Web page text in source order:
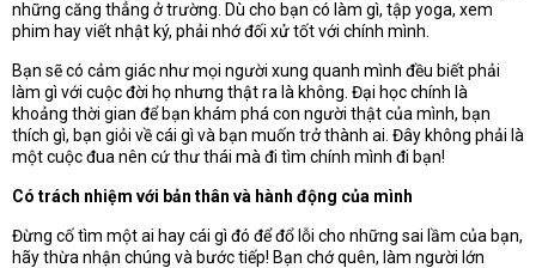
những căng thẳng ở trường. Dù cho bạn có làm gì, tập yoga, xem
phim hay viết nhật ký, phải nhớ đối xử tốt với chính mình.
Bạn sẽ có cảm giác như mọi người xung quanh mình đều biết phải
làm gì với cuộc đời họ nhưng thật ra là không. Đại học chính là
khoảng thời gian để bạn khám phá con người thật của mình, bạn
thích gì, bạn giỏi về cái gì và bạn muốn trở thành ai. Đây không phải là
một cuộc đua nên cứ thư thái mà đi tìm chính mình đi bạn!
Có trách nhiệm với bản thân và hành động của mình
Đừng cố tìm một ai hay cái gì đó để đổ lỗi cho những sai lầm của bạn,
hãy thừa nhận chúng và bước tiếp! Bạn chớ quên, làm người lớn